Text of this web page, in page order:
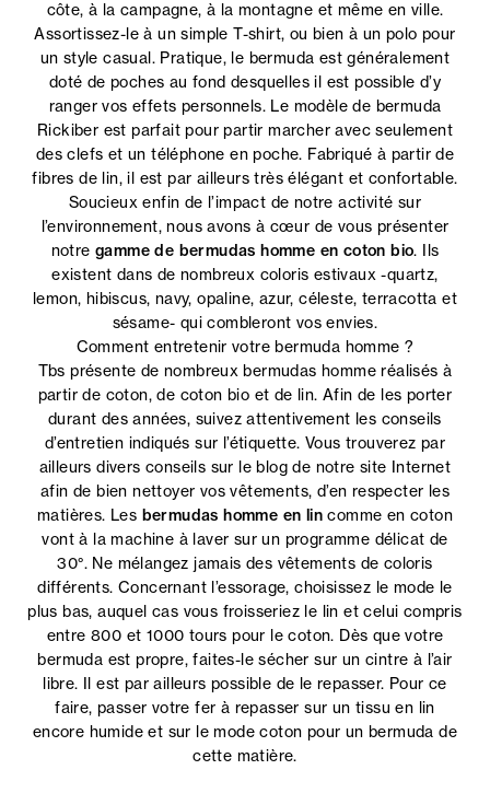
côte, à la campagne, à la montagne et même en ville.
Assortissez-le à un simple T-shirt, ou bien à un polo pour
un style casual. Pratique, le bermuda est généralement
doté de poches au fond desquelles il est possible d’y
ranger vos effets personnels. Le modèle de bermuda
Rickiber est parfait pour partir marcher avec seulement
des clefs et un téléphone en poche. Fabriqué à partir de
fibres de lin, il est par ailleurs très élégant et confortable.
Soucieux enfin de l’impact de notre activité sur
l’environnement, nous avons à cœur de vous présenter
notre gamme de bermudas homme en coton bio. Ils
existent dans de nombreux coloris estivaux -quartz,
lemon, hibiscus, navy, opaline, azur, céleste, terracotta et
sésame- qui combleront vos envies.
Comment entretenir votre bermuda homme ?
Tbs présente de nombreux bermudas homme réalisés à
partir de coton, de coton bio et de lin. Afin de les porter
durant des années, suivez attentivement les conseils
d’entretien indiqués sur l’étiquette. Vous trouverez par
ailleurs divers conseils sur le blog de notre site Internet
afin de bien nettoyer vos vêtements, d’en respecter les
matières. Les bermudas homme en lin comme en coton
vont à la machine à laver sur un programme délicat de
30°. Ne mélangez jamais des vêtements de coloris
différents. Concernant l’essorage, choisissez le mode le
plus bas, auquel cas vous froisseriez le lin et celui compris
entre 800 et 1000 tours pour le coton. Dès que votre
bermuda est propre, faites-le sécher sur un cintre à l’air
libre. Il est par ailleurs possible de le repasser. Pour ce
faire, passer votre fer à repasser sur un tissu en lin
encore humide et sur le mode coton pour un bermuda de
cette matière.